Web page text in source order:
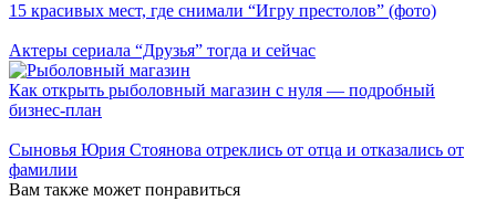
15 красивых мест, где снимали “Игру престолов” (фото)
Актеры сериала “Друзья” тогда и сейчас
Как открыть рыболовный магазин с нуля — подробный
бизнес-план
Сыновья Юрия Стоянова отреклись от отца и отказались от
фамилии
Вам также может понравиться